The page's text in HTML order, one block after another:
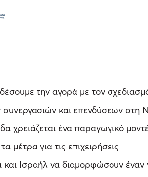
την αγορά με τον
και επενδύσεων στη
χρειάζεται ένα παραγωγικό
μέτρα για τις επιχειρήσεις
Ισραήλ να διαμορφώσουν έναν